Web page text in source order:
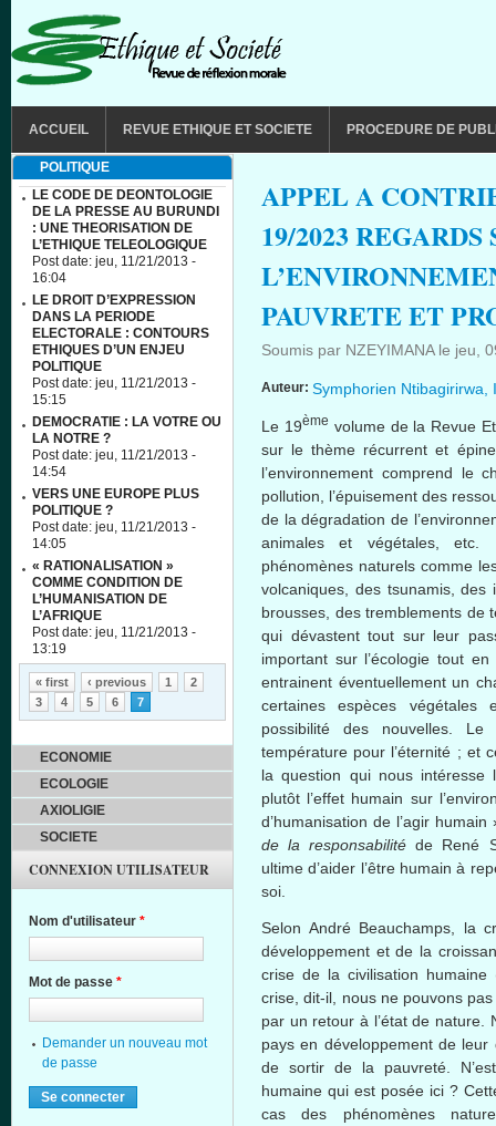
ACCUEIL REVUE ETHIQUE ET SOCIETE PROCEDURE DE
APPEL A
19/2023 REGARDS
PAUVRETE ET
Soumis par NZEYIMANAle jeu,
Auteur: Symphorien Ntibagirirwa,
Le 19ème volume de la Revue
sur le thème récurrent et
l’environnement comprend le
pollution, l’épuisement des
de la dégradation de
animales et végétales, etc.
phénomènes naturels comme
volcaniques, des tsunamis,
brousses, des tremblements de
qui dévastent tout sur leur
important sur l’écologie tout
entrainent éventuellement un
certaines espèces
possibilité des nouvelles.
température pour l’éternité ; et
la question qui nous intéresse
plutôt l’effet humain sur
d’humanisation de l’agir
de la responsabilité de René
ultime d’aider l’être humain à
soi.
Selon André Beauchamps, la
développement et de la
crise de la civilisation
crise, dit-il, nous ne pouvons
par un retour à l’état de nature.
pays en développement de leur
de sortir de la pauvreté.
humaine qui est posée ici ?
cas des phénomènes
POLITIQUE
LE CODE DE DEONTOLOGIE
DE LA PRESSE AU BURUNDI
: UNE THEORISATION DE
L’ETHIQUE TELEOLOGIQUE
Post date: jeu, 11/21/2013 -
16:04
LE DROIT D’EXPRESSION
DANS LA PERIODE
ELECTORALE : CONTOURS
ETHIQUES D’UN ENJEU
POLITIQUE
Post date: jeu, 11/21/2013 -
15:15
DEMOCRATIE : LA VOTRE OU
LA NOTRE ?
Post date: jeu, 11/21/2013 -
14:54
VERS UNE EUROPE PLUS
POLITIQUE ?
Post date: jeu, 11/21/2013 -
14:05
« RATIONALISATION »
COMME CONDITION DE
L’HUMANISATION DE
L’AFRIQUE
Post date: jeu, 11/21/2013 -
13:19
Pages
« first ‹ previous 1
2
3
4 5 6 7
ECONOMIE
ECOLOGIE
AXIOLIGIE
SOCIETE
CONNEXION UTILISATEUR
Nom d'utilisateur *
Mot de passe *
Demander un nouveau mot
de passe